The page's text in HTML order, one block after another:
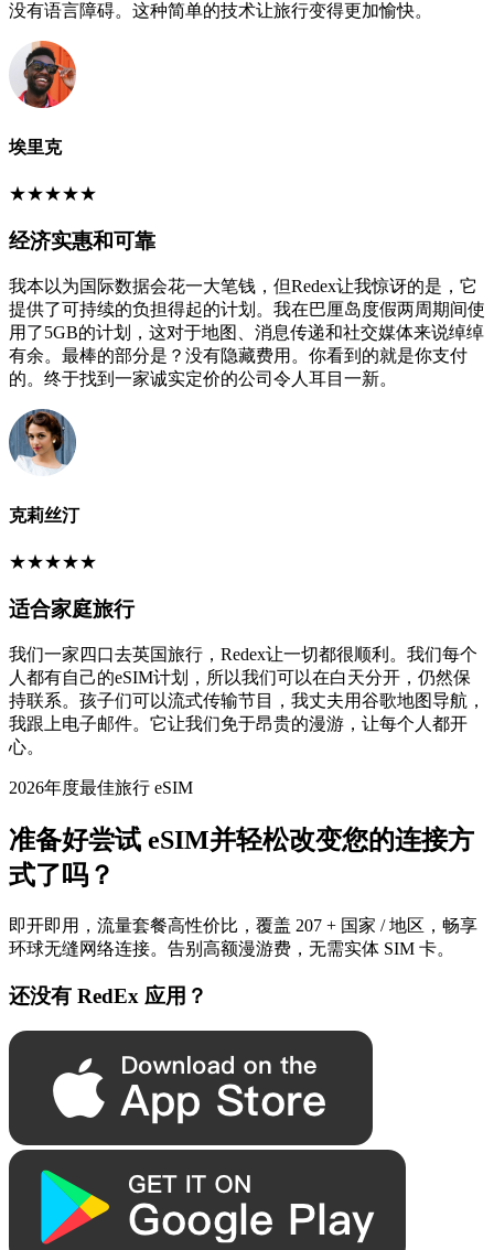
没有语言障碍。这种简单的技术让旅行变得更加愉快。
埃里克
★★★★★
经济实惠和可靠
我本以为国际数据会花一大笔钱，但Redex让我惊讶的是，它
提供了可持续的负担得起的计划。我在巴厘岛度假两周期间使
用了5GB的计划，这对于地图、消息传递和社交媒体来说绰绰
有余。最棒的部分是？没有隐藏费用。你看到的就是你支付
的。终于找到一家诚实定价的公司令人耳目一新。
克莉丝汀
★★★★★
适合家庭旅行
我们一家四口去英国旅行，Redex让一切都很顺利。我们每个
人都有自己的eSIM计划，所以我们可以在白天分开，仍然保
持联系。孩子们可以流式传输节目，我丈夫用谷歌地图导航，
我跟上电子邮件。它让我们免于昂贵的漫游，让每个人都开
心。
2026年度最佳旅行 eSIM
准备好尝试 eSIM并轻松改变您的连接方
式了吗？
即开即用，流量套餐高性价比，覆盖 207 + 国家 / 地区，畅享
环球无缝网络连接。告别高额漫游费，无需实体 SIM 卡。
还没有 RedEx 应用？